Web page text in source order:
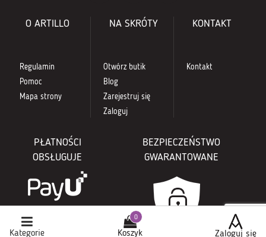
Kategorie Koszyk Zaloguj się
O ARTILLO
Regulamin
Pomoc
Mapa strony
NA SKRÓTY
Otwórz butik
Blog
Zarejestruj się
Zaloguj
KONTAKT
Kontakt
PŁATNOŚCI
OBSŁUGUJE
BEZPIECZEŃSTWO
GWARANTOWANE